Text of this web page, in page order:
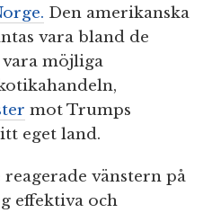
Den amerikanska
vara bland de
vara möjliga
mot Trumps
eget land.
vänstern på
effektiva och